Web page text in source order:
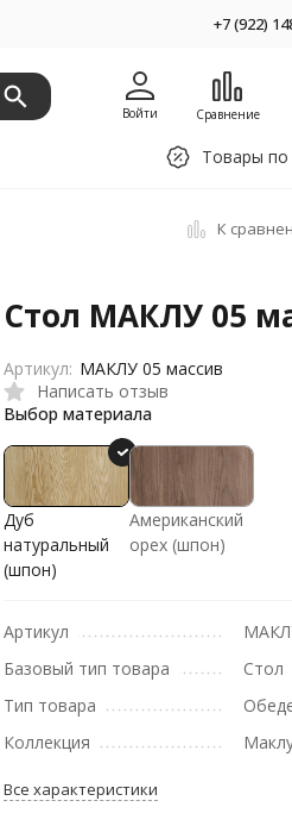
+7 (922)
Войти Сравнение
Товары по
К
Стол МАКЛУ 05
Написать отзыв
Выбор материала
Дуб
натуральный
(шпон)
Американский
орех (шпон)
Артикул: МАКЛУ 05 массив
Артикул
Базовый тип товара
Стол
Тип товара
Коллекция
Все характеристики